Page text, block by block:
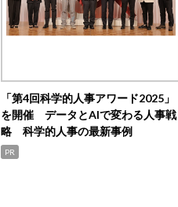
「第4回科学的人事アワード2025」
を開催 データとAIで変わる人事戦
略 科学的人事の最新事例
PR